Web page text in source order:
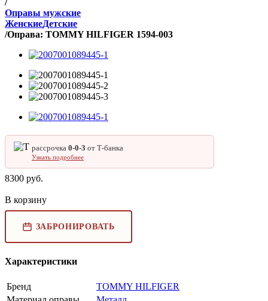
/
Оправы мужские
ЖенскиеДетские
/Оправа: TOMMY HILFIGER 1594-003
рассрочка 0‑0‑3 от Т‑банка
Узнать подробнее
8300 руб.
В корзину
ЗАБРОНИРОВАТЬ
Характеристики
Бренд
TOMMY HILFIGER